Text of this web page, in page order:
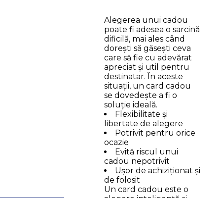
Alegerea unui cadou
poate fi adesea o sarcină
dificilă, mai ales când
dorești să găsești ceva
care să fie cu adevărat
apreciat și util pentru
destinatar. În aceste
situații, un card cadou
se dovedește a fi o
soluție ideală.
Flexibilitate și
libertate de alegere
Potrivit pentru orice
ocazie
Evită riscul unui
cadou nepotrivit
Ușor de achiziționat și
de folosit
Un card cadou este o